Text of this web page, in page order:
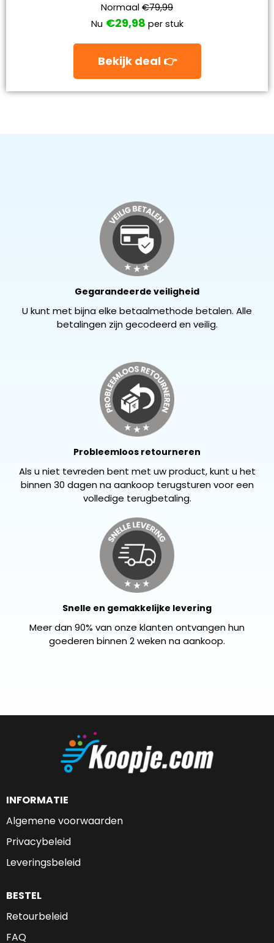
Normaal €79,99
Nu €29,98 per stuk
Bekijk deal 👉
Gegarandeerde veiligheid
U kunt met bijna elke betaalmethode betalen. Alle
betalingen zijn gecodeerd en veilig.
Probleemloos retourneren
Als u niet tevreden bent met uw product, kunt u het
binnen 30 dagen na aankoop terugsturen voor een
volledige terugbetaling.
Snelle en gemakkelijke levering
Meer dan 90% van onze klanten ontvangen hun
goederen binnen 2 weken na aankoop.
INFORMATIE
Algemene voorwaarden
Privacybeleid
Leveringsbeleid
BESTEL
Retourbeleid
FAQ